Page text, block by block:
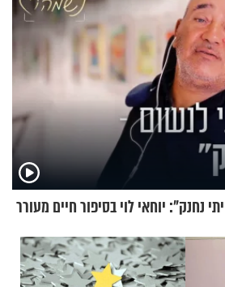
נחנק": יוחאי לוי בסיפור חיים מעורר